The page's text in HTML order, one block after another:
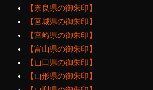
【奈良県の御朱印】
【宮城県の御朱印】
【宮崎県の御朱印】
【富山県の御朱印】
【山口県の御朱印】
【山形県の御朱印】